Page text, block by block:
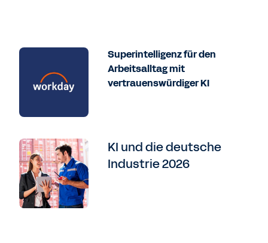
Superintelligenz für den
Arbeitsalltag mit
vertrauenswürdiger KI
KI und die deutsche
Industrie 2026